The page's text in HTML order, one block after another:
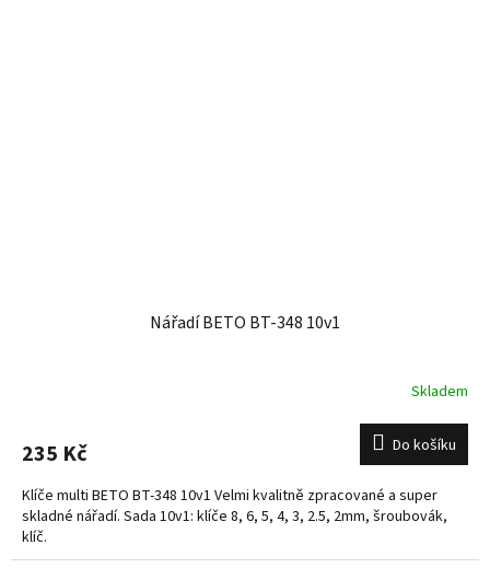
Nářadí BETO BT-348 10v1
Skladem
235 Kč Do košíku
Klíče multi BETO BT-348 10v1 Velmi kvalitně zpracované a super
skladné nářadí. Sada 10v1: klíče 8, 6, 5, 4, 3, 2.5, 2mm, šroubovák,
klíč.